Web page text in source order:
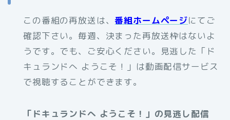
この番組の再放送は、番組ホームページにてご
確認下さい。毎週、決まった再放送枠はないよ
うです。でも、ご安心ください。見逃した「ド
キュランドへ ようこそ！」は動画配信サービス
で視聴することができます。
「ドキュランドへ ようこそ！」の見逃し配信